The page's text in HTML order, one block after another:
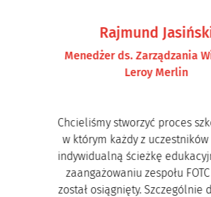
Rajmund
Menedżer ds. Zarządzania
Leroy Merlin
Chcieliśmy stworzyć proces
w którym każdy z
indywidualną ścieżkę
zaangażowaniu zespołu
został osiągnięty. Szczególnie